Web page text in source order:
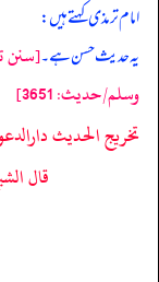
امام ترمذی کہتے ہیں:
یہ حدیث حسن ہے۔[سنن
وسلم/حدیث: 3651]
تخریج الحدیث
قال